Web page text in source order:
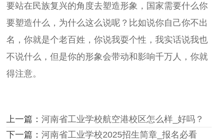
要站在民族复兴的角度去塑造形象，国家需要什么你
要塑造什么，为什么这么说呢？比如说你自己你不出
名，你就是个老百姓，你说我耍个性，我实话说我也
不说什么，但是你的形象会带动和影响千万人，你就
得注意。
上一篇：河南省工业学校航空港校区怎么样_好吗？
下一篇：河南省工业学校2025招生简章_报名必看